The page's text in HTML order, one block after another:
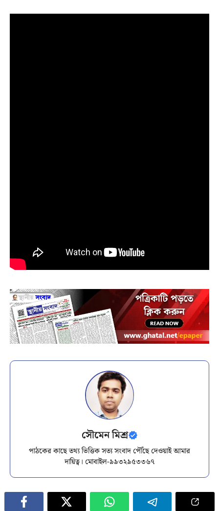
সৌমেন মিশ্র
পাঠকের কাছে তথ্য ভিত্তিক সত্য সংবাদ পৌঁছে দেওয়াই আমার
দায়িত্ব। মোবাইল-৯৯৩২৯৫৩৩৬৭